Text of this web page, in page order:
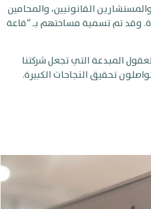
القانونيين، والمحامين
وقد تم تسمية مساحتهم بـ “قاعة
المبدعة التي تجعل شركتنا
تحقيق النجاحات الكبيرة.